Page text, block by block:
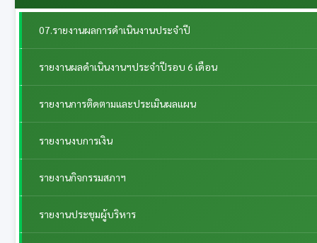
07.รายงานผลการดำเนินงานประจำปี
รายงานผลดำเนินงานฯประจำปีรอบ 6 เดือน
รายงานการติดตามและประเมินผลแผน
รายงานงบการเงิน
รายงานกิจกรรมสภาฯ
รายงานประชุมผู้บริหาร